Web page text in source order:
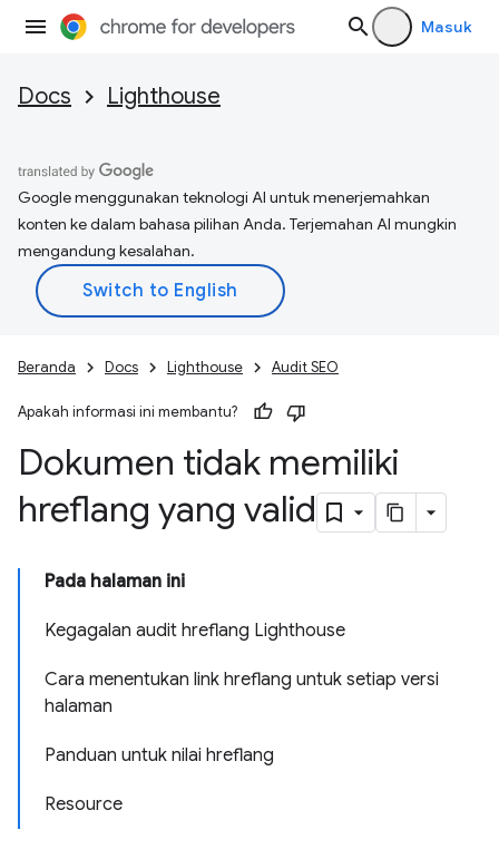
Masuk
Docs Lighthouse
Google menggunakan teknologi AI untuk menerjemahkan
konten ke dalam bahasa pilihan Anda. Terjemahan AI mungkin
mengandung kesalahan.
Beranda Docs Lighthouse Audit SEO
Apakah informasi ini membantu?
Dokumen tidak memiliki
hreflang yang valid
Pada halaman ini
Kegagalan audit hreflang Lighthouse
Cara menentukan link hreflang untuk setiap versi
halaman
Panduan untuk nilai hreflang
Resource